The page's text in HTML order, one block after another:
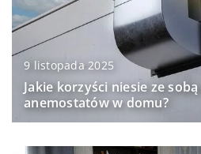
9 listopada 2025
Jakie korzyści niesie ze
anemostatów w domu?